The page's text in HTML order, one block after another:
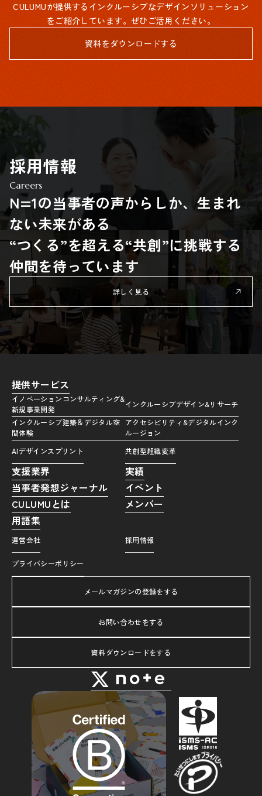
CULUMUが提供するインクルーシブなデザインソリューション
をご紹介しています。ぜひご活用ください。
資料をダウンロードする
採用情報
Careers
N=1の当事者の声からしか、生まれ
ない未来がある
“つくる”を超える“共創”に挑戦する
仲間を待っています
詳しく見る
提供サービス
イノベーションコンサルティング&
新規事業開発
インクルーシブデザイン&リサーチ
インクルーシブ建築＆デジタル空
間体験
アクセシビリティ&デジタルインク
ルージョン
AIデザインスプリント
共創型組織変革
支援業界
実績
当事者発想ジャーナル
イベント
CULUMUとは
メンバー
用語集
運営会社 採用情報
プライバシーポリシー
メールマガジンの登録をする
お問い合わせをする
資料ダウンロードをする